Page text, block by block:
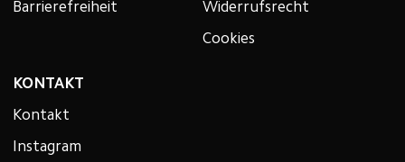
Barrierefreiheit Widerrufsrecht
Cookies
KONTAKT
Kontakt
Instagram